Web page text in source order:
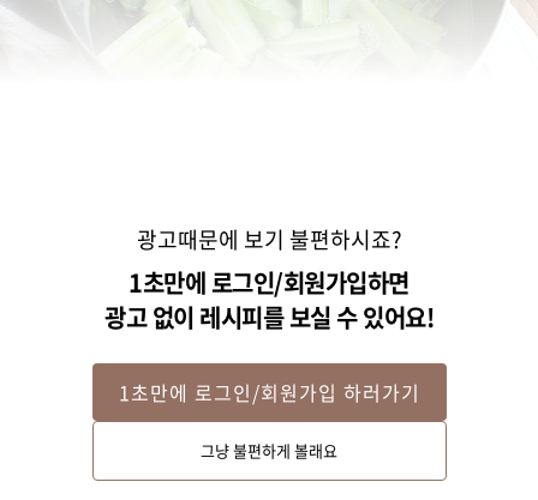
오이절임물을 끓여 뜨거울 때 오이에 붓고, 10분 정도 담갔다가 체에 밭쳐 물
기를 빼주세요.
광고때문에 보기 불편하시죠?
1초만에 로그인/회원가입하면
광고 없이 레시피를 보실 수 있어요!
1초만에 로그인/회원가입 하러가기
그냥 불편하게 볼래요